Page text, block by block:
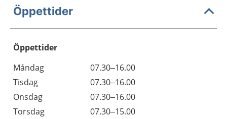
Öppettider
Öppettider
Dag
Öppettider
Kommentarer
Måndag
07.30–16.00
Tisdag
07.30–16.00
Onsdag
07.30–16.00
Torsdag
07.30–15.00